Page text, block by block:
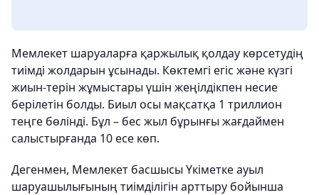
Мемлекет шаруаларға қаржылық қолдау көрсетудің
тиімді жолдарын ұсынады. Көктемгі егіс және күзгі
жиын-терін жұмыстары үшін жеңілдікпен несие
берілетін болды. Биыл осы мақсатқа 1 триллион
теңге бөлінді. Бұл – бес жыл бұрынғы жағдаймен
салыстырғанда 10 есе көп.
Дегенмен, Мемлекет басшысы Үкіметке ауыл
шаруашылығының тиімділігін арттыру бойынша